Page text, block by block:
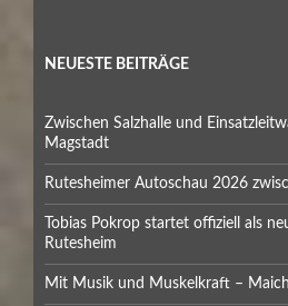
NEUESTE BEITRÄGE
Zwischen Salzhalle und
Magstadt
Rutesheimer Autoschau 2026
Tobias Pokrop startet offiziell als
Rutesheim
Mit Musik und Muskelkraft –